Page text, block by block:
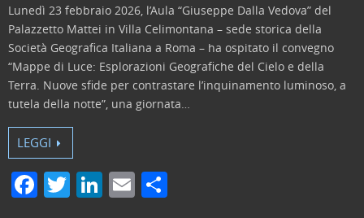
Lunedì 23 febbraio 2026, l’Aula “Giuseppe Dalla Vedova” del
Palazzetto Mattei in Villa Celimontana – sede storica della
Società Geografica Italiana a Roma – ha ospitato il convegno
“Mappe di Luce: Esplorazioni Geografiche del Cielo e della
Terra. Nuove sfide per contrastare l’inquinamento luminoso, a
tutela della notte”, una giornata…
LEGGI
F T Li E